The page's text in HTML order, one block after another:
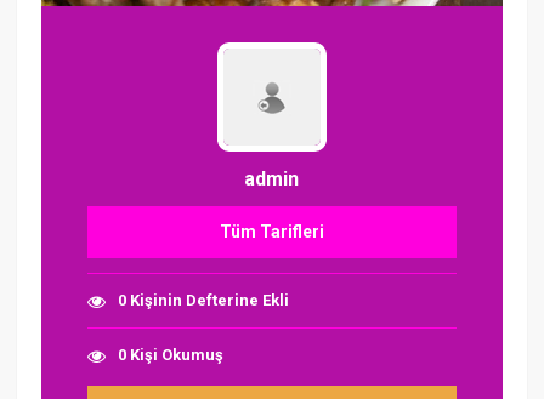
admin
Tüm Tarifleri
0 Kişinin Defterine Ekli
0 Kişi Okumuş